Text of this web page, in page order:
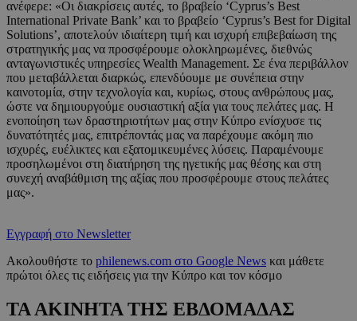
ανέφερε: «Οι διακρίσεις αυτές, το βραβείο ‘Cyprus’s Best
International Private Bank’ και το βραβείο ‘Cyprus’s Best for Digital
Solutions’, αποτελούν ιδιαίτερη τιμή και ισχυρή επιβεβαίωση της
στρατηγικής μας να προσφέρουμε ολοκληρωμένες, διεθνώς
ανταγωνιστικές υπηρεσίες Wealth Management. Σε ένα περιβάλλον
που μεταβάλλεται διαρκώς, επενδύουμε με συνέπεια στην
καινοτομία, στην τεχνολογία και, κυρίως, στους ανθρώπους μας,
ώστε να δημιουργούμε ουσιαστική αξία για τους πελάτες μας. Η
ενοποίηση των δραστηριοτήτων μας στην Κύπρο ενίσχυσε τις
δυνατότητές μας, επιτρέποντάς μας να παρέχουμε ακόμη πιο
ισχυρές, ευέλικτες και εξατομικευμένες λύσεις. Παραμένουμε
προσηλωμένοι στη διατήρηση της ηγετικής μας θέσης και στη
συνεχή αναβάθμιση της αξίας που προσφέρουμε στους πελάτες
μας».
Εγγραφή στο Newsletter
Ακολουθήστε το philenews.com στο Google News και μάθετε
πρώτοι όλες τις ειδήσεις για την Κύπρο και τον κόσμο
ΤΑ ΑΚΙΝΗΤΑ ΤΗΣ ΕΒΔΟΜΑΔΑΣ